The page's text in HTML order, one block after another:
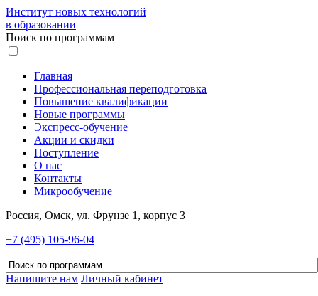
Институт новых технологий
в образовании
Поиск по программам
Главная
Профессиональная переподготовка
Повышение квалификации
Новые программы
Экспресс-обучение
Акции и скидки
Поступление
О нас
Контакты
Микрообучение
Россия, Омск, ул. Фрунзе 1, корпус 3
+7 (495) 105-96-04
Напишите нам Личный кабинет